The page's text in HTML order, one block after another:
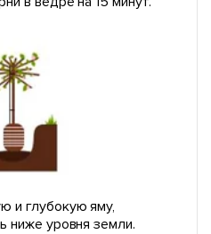
и глубокую яму,
ниже уровня земли.